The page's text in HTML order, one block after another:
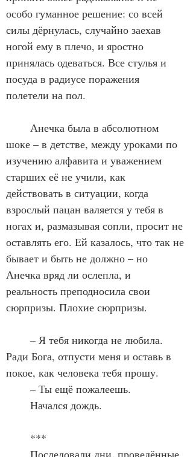
особо гуманное решение: со всей
силы дёрнулась, случайно заехав
ногой ему в плечо, и яростно
принялась одеваться. Все стулья и
посуда в радиусе поражения
полетели на пол.
шоке – в детстве, между уроками по
изучению алфавита и уважением
старших её не учили, как
действовать в ситуации, когда
взрослый пацан валяется у тебя в
ногах и, размазывая сопли, просит не
оставлять его. Ей казалось, что так не
бывает и быть не должно – но
Анечка вряд ли ослепла, и
реальность преподносила свои
сюрпризы. Плохие сюрпризы.
Ради Бога, отпусти меня и оставь в
покое, как человека тебя прошу.
	– Ты ещё пожалеешь.
	Начался дождь.
	***